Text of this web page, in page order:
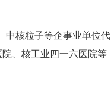
中核粒子等企事业单位代
、核工业四一六医院等